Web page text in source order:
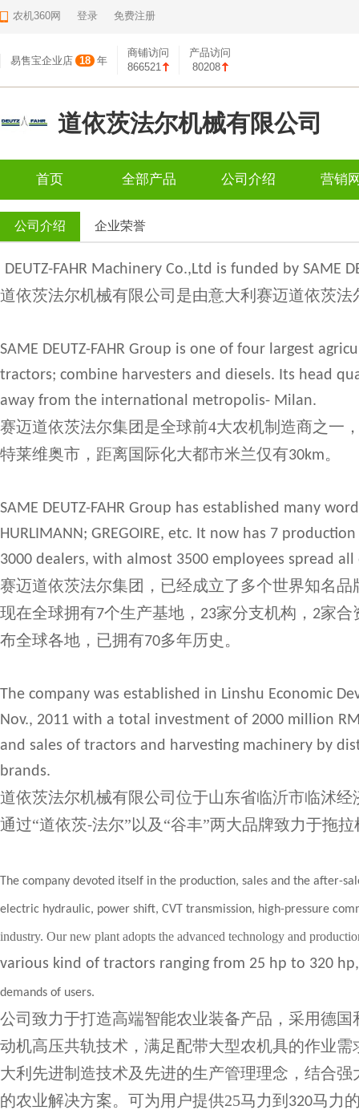
农机360网 登录 免费注册
易售宝企业店 18 年
商铺访问
866521
产品访问
80208
道依茨法尔机械有限公司
首页 全部产品 公司介绍 营销
公司介绍 企业荣誉
DEUTZ-FAHR Machinery Co.,Ltd is funded by SAME
道依茨法尔机械有限公司是由意大利赛迈道依茨法
SAME DEUTZ-FAHR Group is one of four largest
tractors; combine harvesters and diesels. Its head
away from the international metropolis- Milan.
赛迈道依茨法尔集团是全球前4大农机制造商之一
特莱维奥市，距离国际化大都市米兰仅有30km。
SAME DEUTZ-FAHR Group has established many
HURLIMANN; GREGOIRE, etc. It now has 7
3000 dealers, with almost 3500 employees spread
赛迈道依茨法尔集团，已经成立了多个世界知名
现在全球拥有7个生产基地， 23家分支机构， 2家合
布全球各地，已拥有70多年历史。
The company was established in Linshu Economic
Nov., 2011 with a total investment of 2000 million
and sales of tractors and harvesting machinery by
brands.
道依茨法尔机械有限公司位于山东省临沂市临沭经
通过“道依茨-法尔”以及“谷丰”两大品牌致力于拖
The company devoted itself in the production, sales and the after-
electric hydraulic, power shift, CVT transmission, high-pressure
industry. Our new plant adopts the advanced technology and
various kind of tractors ranging from 25 hp to 320
demands of users.
公司致力于打造高端智能农业装备产品，采用德
动机高压共轨技术，满足配带大型农机具的作业
大利先进制造技术及先进的生产管理理念，结合
的农业解决方案。可为用户提供25马力到 320马力